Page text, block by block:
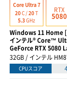
Core Ultra 7
20C /20T
5.3GHz
RTX
5080
Windows 11 Home
インテル® Core™
GeForce RTX 5080
32GB / インテル
CPUスコア